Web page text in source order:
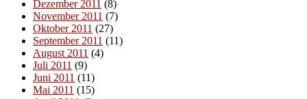
Dezember 2011 (8)
November 2011 (7)
Oktober 2011 (27)
September 2011 (11)
August 2011 (4)
Juli 2011 (9)
Juni 2011 (11)
Mai 2011 (15)